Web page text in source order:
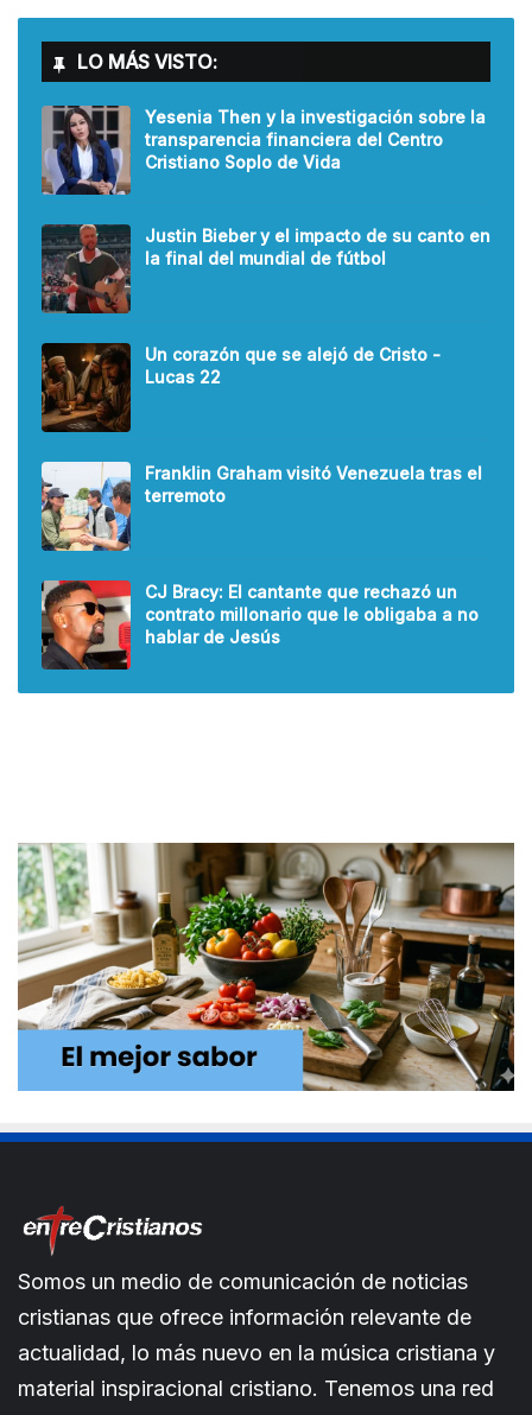
LO MÁS VISTO:
Yesenia Then y la investigación sobre la
transparencia financiera del Centro
Cristiano Soplo de Vida
Justin Bieber y el impacto de su canto en
la final del mundial de fútbol
Un corazón que se alejó de Cristo -
Lucas 22
Franklin Graham visitó Venezuela tras el
terremoto
CJ Bracy: El cantante que rechazó un
contrato millonario que le obligaba a no
hablar de Jesús
Somos un medio de comunicación de noticias
cristianas que ofrece información relevante de
actualidad, lo más nuevo en la música cristiana y
material inspiracional cristiano. Tenemos una red